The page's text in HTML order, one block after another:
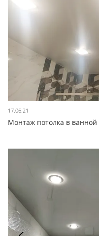
17.06.21
Монтаж потолка в ванной